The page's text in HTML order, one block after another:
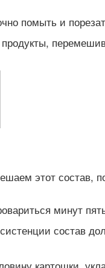
помыть и
этот состав,
минут
состав